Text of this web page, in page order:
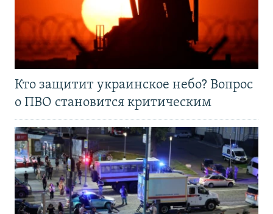
Кто защитит украинское небо? Вопрос
о ПВО становится критическим